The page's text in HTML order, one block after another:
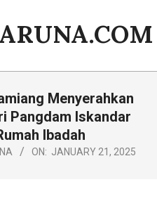
Menyerahkan
Pangdam Iskandar
Ibadah
ON: JANUARY 21, 2025